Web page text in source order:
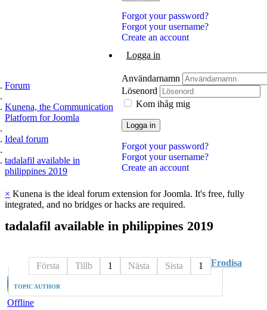
Forgot your password?
Forgot your username?
Create an account
Logga in
Användarnamn
Lösenord
Kom ihåg mig
Logga in
Forgot your password?
Forgot your username?
Create an account
Forum
Kunena, the Communication
Platform for Joomla
Ideal forum
tadalafil available in
philippines 2019
× Kunena is the ideal forum extension for Joomla. It's free, fully
integrated, and no bridges or hacks are required.
tadalafil available in philippines 2019
Första Tillb 1 Nästa Sista 1 Frodisa
TOPIC AUTHOR
Offline